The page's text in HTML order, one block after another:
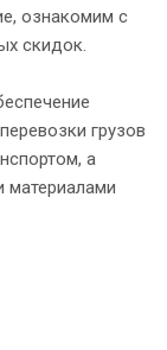
ознакомим с
скидок.
грузов
а
материалами